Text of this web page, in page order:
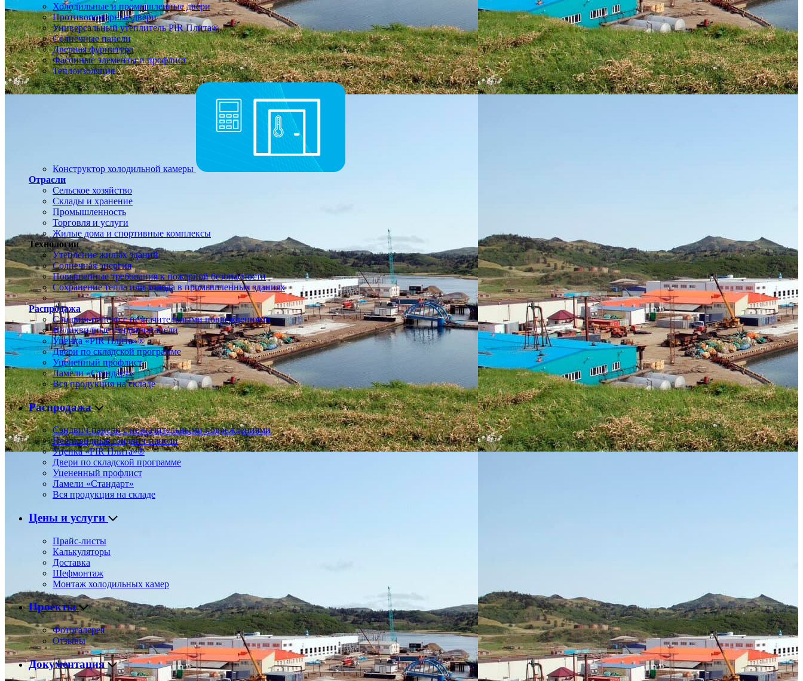
Холодильные и промышленные двери
Противопожарные двери
Универсальный утеплитель PIR Плита®
Солнечные панели
Дверная фурнитура
Фасонные элементы и профлист
Теплоизоляция
Конструктор холодильной камеры
Отрасли
Сельское хозяйство
Склады и хранение
Промышленность
Торговля и услуги
Жилые дома и спортивные комплексы
Технологии
Утепление жилых зданий
Солнечная энергия
Повышенные требования к пожарной безопасности
Сохранение тепла или холода в промышленных зданиях
Распродажа
Сэндвич-панели с незначительными повреждениями
Неликвидные сэндвич-панели
Уценка «PIR Плита»®
Двери по складской программе
Уцененный профлист
Ламели «Стандарт»
Вся продукция на складе
Распродажа
Сэндвич-панели с незначительными повреждениями
Неликвидные сэндвич-панели
Уценка «PIR Плита»®
Двери по складской программе
Уцененный профлист
Ламели «Стандарт»
Вся продукция на складе
Цены и услуги
Прайс-листы
Калькуляторы
Доставка
Шефмонтаж
Монтаж холодильных камер
Проекты
Фотогалерея
Отзывы
Документация